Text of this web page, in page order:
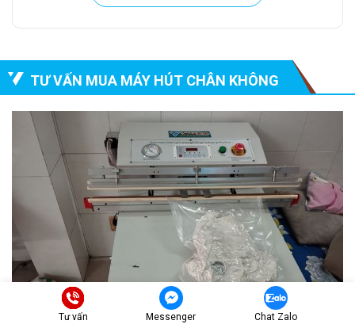
TƯ VẤN MUA MÁY HÚT CHÂN KHÔNG
Tư vấn Messenger Chat Zalo